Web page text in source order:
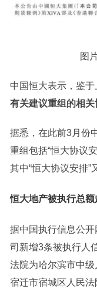
图
中国恒大表示，鉴于
有关建议重组的相
据悉，在此前3月份
重组包括“恒大协议
其中“恒大协议安排”
恒大地产被执行总
据中国执行信息公
司新增3条被执行人
法院为哈尔滨市中级
宿迁市宿城区人民法